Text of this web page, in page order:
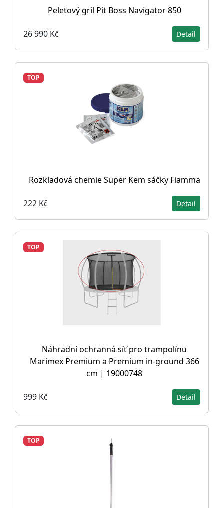
Peletový gril Pit Boss Navigator 850
26 990 Kč Detail
TOP
Rozkladová chemie Super Kem sáčky Fiamma
222 Kč Detail
TOP
Náhradní ochranná síť pro trampolínu
Marimex Premium a Premium in-ground 366
cm | 19000748
999 Kč Detail
TOP